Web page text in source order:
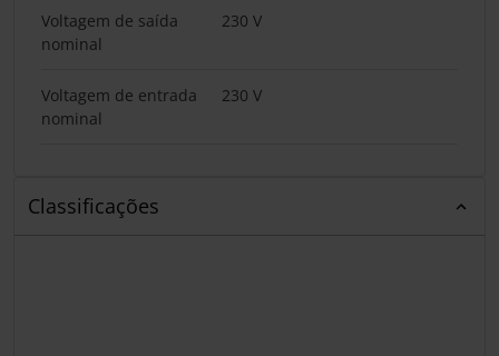
Voltagem de saída
nominal
230 V
Voltagem de entrada
nominal
230 V
Classificações